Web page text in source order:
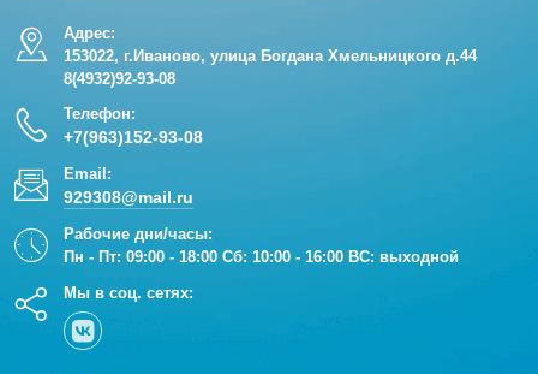
Адрес:
153022, г.Иваново, улица Богдана Хмельницкого д.44
8(4932)92-93-08
Телефон:
+7(963)152-93-08
Email:
929308@mail.ru
Рабочие дни/часы:
Пн - Пт: 09:00 - 18:00 Сб: 10:00 - 16:00 ВС: выходной
Мы в соц. сетях: